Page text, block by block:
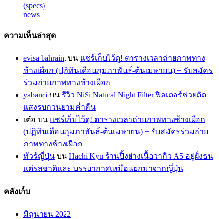
(specs)
news
ความเห็นล่าสุด
evisa bahrain, บน แชร์เก็บไว้ดู! ตารางเวลาถ่ายภาพทาง
ช้างเผือก (ปฏิทินเดือนกุมภาพันธ์-ต้นเมษายน) + รับสมัคร
ร่วมถ่ายภาพทางช้างเผือก
yabanci บน รีวิว NiSi Natural Night Filter ฟิลเตอร์ช่วยตัด
แสงรบกวนยามค่ำคืน
เต๋อ บน แชร์เก็บไว้ดู! ตารางเวลาถ่ายภาพทางช้างเผือก
(ปฏิทินเดือนกุมภาพันธ์-ต้นเมษายน) + รับสมัครร่วมถ่าย
ภาพทางช้างเผือก
ทัวร์ญี่ปุ่น บน Hachi Kyu ร้านปิ้งย่างเนื้อวากิว A5 อยู่ฝั่งธน
แต่รสชาติและ บรรยากาศเหมือนยกมาจากญี่ปุ่น
คลังเก็บ
มิถุนายน 2022